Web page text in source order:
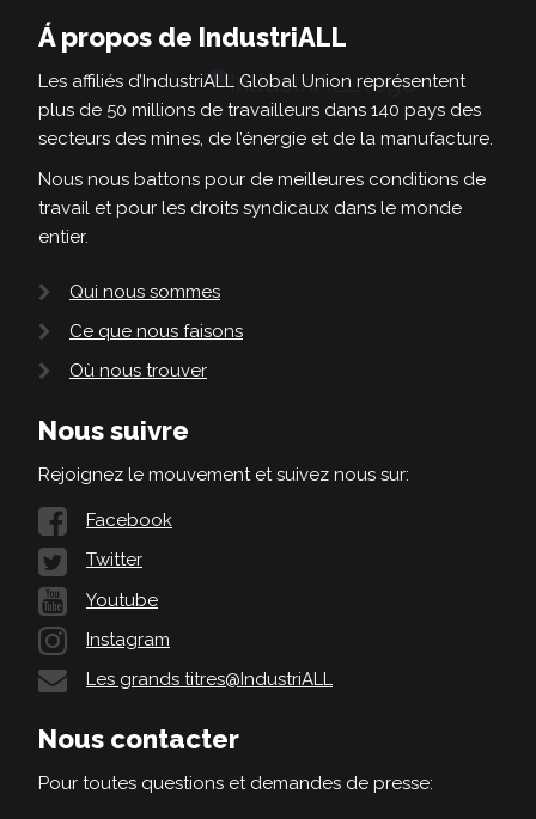
Á propos de IndustriALL
Les affiliés d’IndustriALL Global Union représentent
plus de 50 millions de travailleurs dans 140 pays des
secteurs des mines, de l’énergie et de la manufacture.
Nous nous battons pour de meilleures conditions de
travail et pour les droits syndicaux dans le monde
entier.
Qui nous sommes
Ce que nous faisons
Où nous trouver
Nous suivre
Rejoignez le mouvement et suivez nous sur:
Facebook
Twitter
Youtube
Instagram
Les grands titres@IndustriALL
Nous contacter
Pour toutes questions et demandes de presse: